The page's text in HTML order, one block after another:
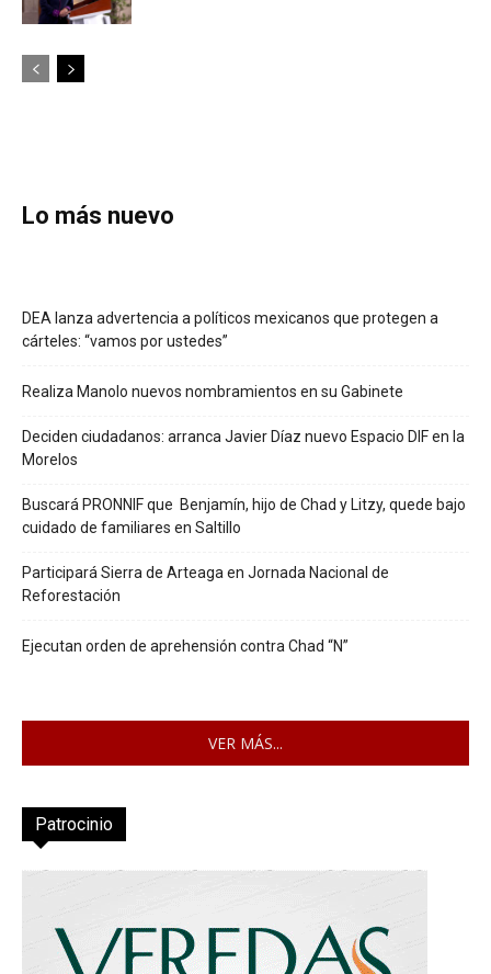
Lo más nuevo
DEA lanza advertencia a políticos mexicanos que protegen a
cárteles: “vamos por ustedes”
Realiza Manolo nuevos nombramientos en su Gabinete
Deciden ciudadanos: arranca Javier Díaz nuevo Espacio DIF en la
Morelos
Buscará PRONNIF que Benjamín, hijo de Chad y Litzy, quede bajo
cuidado de familiares en Saltillo
Participará Sierra de Arteaga en Jornada Nacional de
Reforestación
Ejecutan orden de aprehensión contra Chad “N”
VER MÁS...
Patrocinio